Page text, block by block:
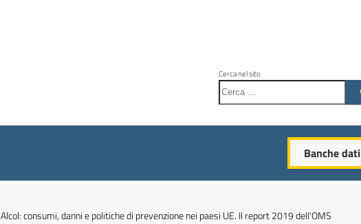
Cerca nel sito
Banche dati
Alcol: consumi, danni e politiche di prevenzione nei paesi UE. Il report 2019 dell'OMS